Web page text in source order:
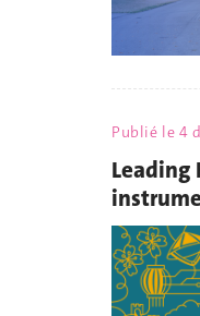
Publié le 4
Leading